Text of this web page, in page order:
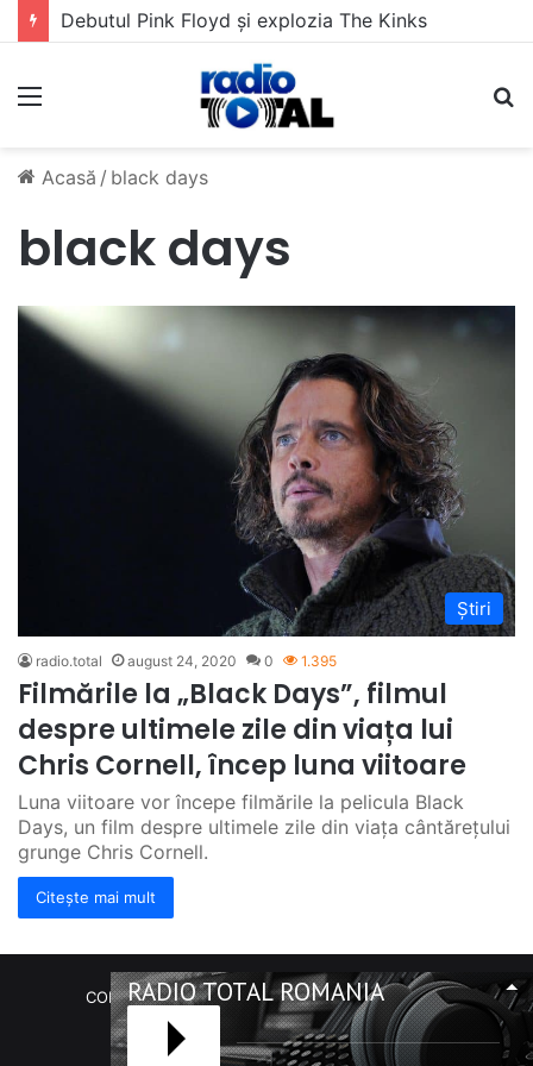
Debutul Pink Floyd și explozia The Kinks
Meniu
Acasă / black days
black days
Știri
radio.total august 24, 2020 0 1.395
Filmările la „Black Days”, filmul
despre ultimele zile din viața lui
Chris Cornell, încep luna viitoare
Luna viitoare vor începe filmările la pelicula Black
Days, un film despre ultimele zile din viața cântărețului
grunge Chris Cornell.
Citește mai mult
COPYRIGHT Radio Total România. (C) 2020-2023
Facebook
RSS
RADIO TOTAL ROMANIA